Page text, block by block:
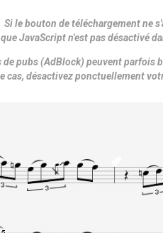
Si le bouton de téléchargement ne
JavaScript n'est pas désactivé
de pubs (AdBlock) peuvent parfois
cas, désactivez ponctuellement